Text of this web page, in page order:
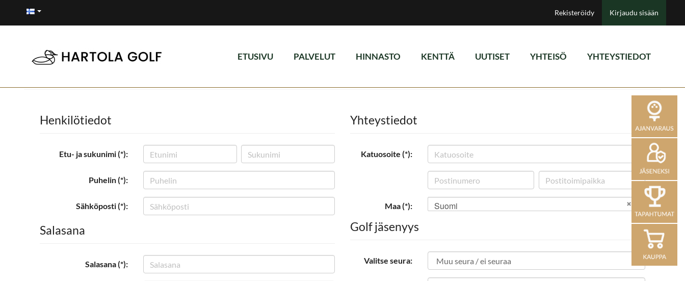
Rekisteröidy Kirjaudu sisään
ETUSIVU PALVELUT HINNASTO KENTTÄ UUTISET YHTEISÖ YHTEYSTIEDOT
Henkilötiedot
Etu- ja sukunimi (*):
Puhelin (*):
Sähköposti (*):
Salasana
Salasana (*):
Yhteystiedot
Katuosoite (*):
Maa (*): Suomi
Golf jäsenyys
Valitse seura: